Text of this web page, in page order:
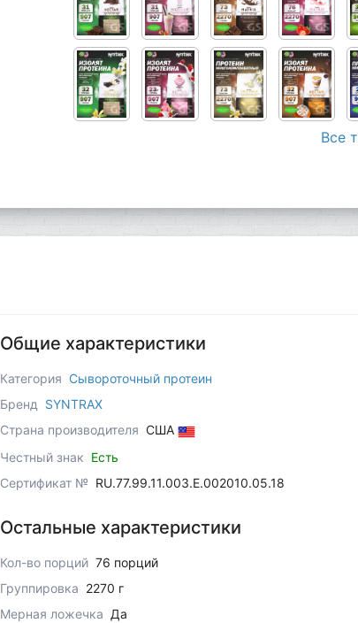
Все
Общие характеристики
Категория Сывороточный протеин
Бренд SYNTRAX
Страна производителя США
Честный знак Есть
Сертификат № RU.77.99.11.003.Е.002010.05.18
Остальные характеристики
Кол-во порций 76 порций
Группировка 2270 г
Мерная ложечка Да